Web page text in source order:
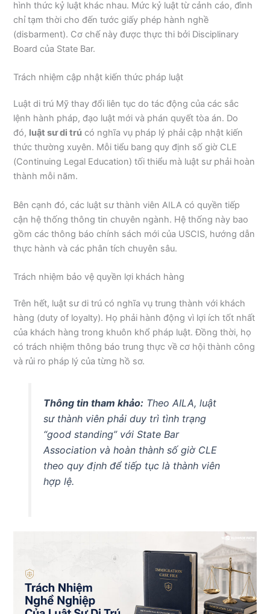
hình thức kỷ luật khác nhau. Mức kỷ luật từ cảnh cáo, đình
chỉ tạm thời cho đến tước giấy phép hành nghề
(disbarment). Cơ chế này được thực thi bởi Disciplinary
Board của State Bar.
Trách nhiệm cập nhật kiến thức pháp luật
Luật di trú Mỹ thay đổi liên tục do tác động của các sắc
lệnh hành pháp, đạo luật mới và phán quyết tòa án. Do
đó, luật sư di trú có nghĩa vụ pháp lý phải cập nhật kiến
thức thường xuyên. Mỗi tiểu bang quy định số giờ CLE
(Continuing Legal Education) tối thiểu mà luật sư phải hoàn
thành mỗi năm.
Bên cạnh đó, các luật sư thành viên AILA có quyền tiếp
cận hệ thống thông tin chuyên ngành. Hệ thống này bao
gồm các thông báo chính sách mới của USCIS, hướng dẫn
thực hành và các phân tích chuyên sâu.
Trách nhiệm bảo vệ quyền lợi khách hàng
Trên hết, luật sư di trú có nghĩa vụ trung thành với khách
hàng (duty of loyalty). Họ phải hành động vì lợi ích tốt nhất
của khách hàng trong khuôn khổ pháp luật. Đồng thời, họ
có trách nhiệm thông báo trung thực về cơ hội thành công
và rủi ro pháp lý của từng hồ sơ.
Thông tin tham khảo:Theo AILA, luật
sư thành viên phải duy trì tình trạng
“good standing” với State Bar
Association và hoàn thành số giờ CLE
theo quy định để tiếp tục là thành viên
hợp lệ.